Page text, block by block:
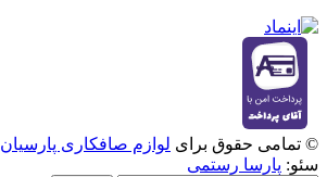
© تمامی حقوق برای لوازم صافکاری پارسیان
سئو: پارسا رستمی